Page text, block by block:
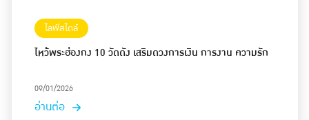
ไลฟ์สไตล์
ไหว้พระฮ่องกง 10 วัดดัง เสริมดวงการเงิน การงาน ความรัก
09/01/2026
อ่านต่อ